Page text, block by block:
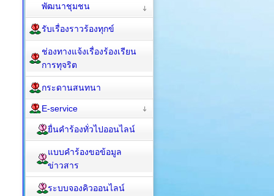
พัฒนาชุมชน
รับเรื่องราวร้องทุกข์
ช่องทางแจ้งเรื่องร้องเรียน
การทุจริต
กระดานสนทนา
E-service
ยื่นคำร้องทั่วไปออนไลน์
แบบคำร้องขอข้อมูล
ข่าวสาร
ระบบจองคิวออนไลน์